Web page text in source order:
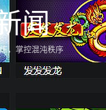
闻
，掌控混沌秩序